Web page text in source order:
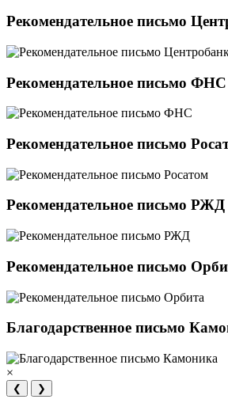
Рекомендательное письмо
Рекомендательное письмо ФНС
Рекомендательное письмо
Рекомендательное письмо РЖД
Рекомендательное письмо
Благодарственное письмо
×
❮ ❯